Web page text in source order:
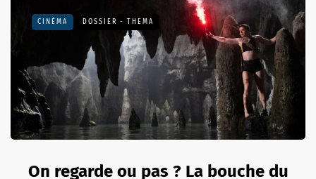
CINÉMA DOSSIER - THEMA
On regarde ou pas ? La bouche du